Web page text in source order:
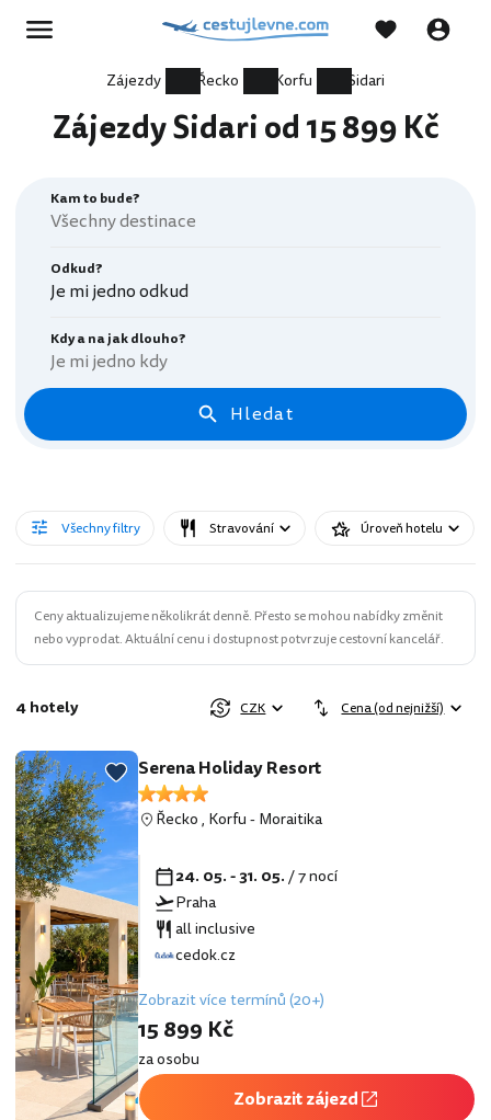
Zájezdy Řecko Korfu Sidari
Zájezdy Sidari od 15 899 Kč
Kam to bude?
Odkud?
Je mi jedno odkud
Kdy a na jak dlouho?
Je mi jedno kdy
Hledat
Všechny filtry Stravování Úroveň hotelu
Ceny aktualizujeme několikrát denně. Přesto se mohou nabídky změnit
nebo vyprodat. Aktuální cenu i dostupnost potvrzuje cestovní kancelář.
4 hotely CZK Cena (od nejnižší)
Serena Holiday Resort
Řecko, Korfu-Moraitika
24. 05. - 31. 05./ 7 nocí
Praha
all inclusive
cedok.cz
Zobrazit více termínů (20+)
15 899 Kč
za osobu
Zobrazit zájezd